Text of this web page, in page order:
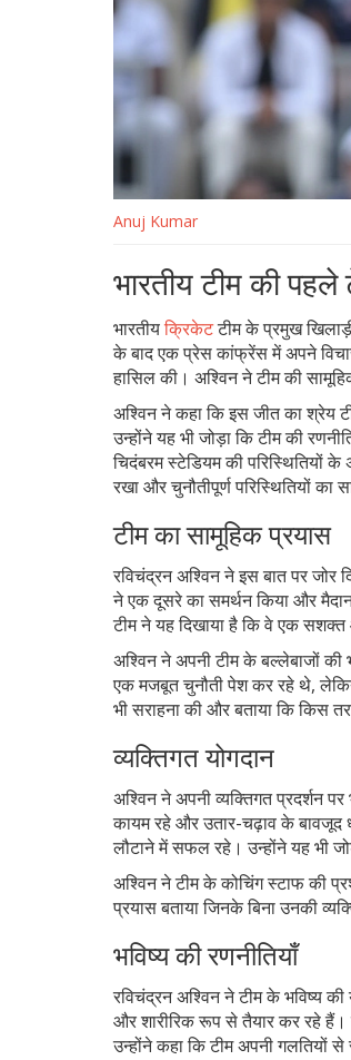
Anuj Kumar
भारतीय टीम की
भारतीयक्रिकेटटीम के प्रमुख
के बाद एक प्रेस कांफ्रेंस में अपने
हासिल की। अश्विन ने टीम की
अश्विन ने कहा कि इस जीत का श्रेय
उन्होंने यह भी जोड़ा कि टीम की
चिदंबरम स्टेडियम की परिस्थितियों
रखा और चुनौतीपूर्ण परिस्थितियों का
टीम का सामूहिक प्रयास
रविचंद्रन अश्विन ने इस बात पर जोर
ने एक दूसरे का समर्थन किया और
टीम ने यह दिखाया है कि वे एक
अश्विन ने अपनी टीम के बल्लेबाजों की
एक मजबूत चुनौती पेश कर रहे थे, लेकिन
भी सराहना की और बताया कि किस
व्यक्तिगत योगदान
अश्विन ने अपनी व्यक्तिगत प्रदर्शन
कायम रहे और उतार-चढ़ाव के बावजूद
लौटाने में सफल रहे। उन्होंने यह भी
अश्विन ने टीम के कोचिंग स्टाफ की
प्रयास बताया जिनके बिना उनकी
भविष्य की रणनीतियाँ
रविचंद्रन अश्विन ने टीम के भविष्य
और शारीरिक रूप से तैयार कर रहे हैं।
उन्होंने कहा कि टीम अपनी गलतियों